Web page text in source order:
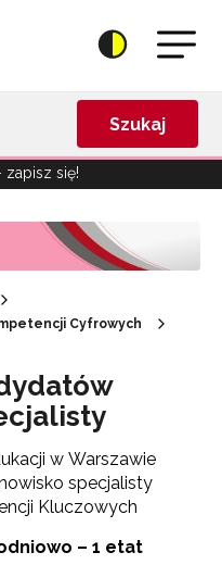
Szukaj
zapisz się!
Cyfrowych
w Warszawie
specjalisty
Kluczowych
– 1 etat